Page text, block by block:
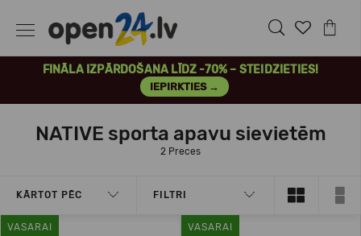
FINĀLA IZPĀRDOŠANA LĪDZ -70% – STEIDZIETIES!
IEPIRKTIES →
NATIVE sporta apavu sievietēm
2 Preces
KĀRTOT PĒC FILTRI
VASARAI VASARAI